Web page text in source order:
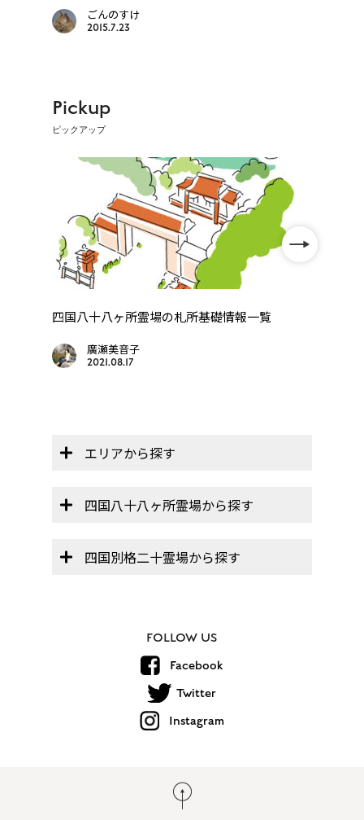
ごんのすけ
2015.7.23
Pickup
ピックアップ
四国八十八ヶ所霊場の札所基礎情報一覧
廣瀬美音子
2021.08.17
エリアから探す
四国八十八ヶ所霊場から探す
四国別格二十霊場から探す
FOLLOW US
Facebook
Twitter
Instagram